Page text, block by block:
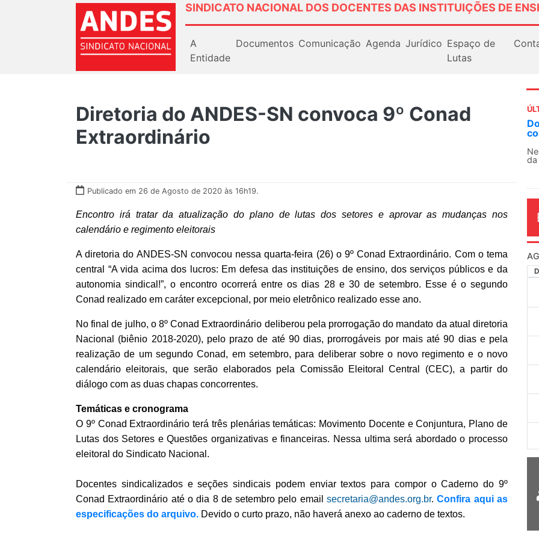
SINDICATO NACIONAL DOS DOCENTES DAS INSTITUIÇÕES DE
A
Entidade
Documentos Comunicação Agenda Jurídico Espaço de
Lutas
Diretoria do ANDES-SN convoca 9º Conad
Extraordinário
Publicado em 26 de Agosto de 2020 às 16h19.
Encontro irá tratar da atualização do plano de lutas dos setores e aprovar as mudanças nos
calendário e regimento eleitorais
A diretoria do ANDES-SN convocou nessa quarta-feira (26) o 9º Conad Extraordinário. Com o tema
central “A vida acima dos lucros: Em defesa das instituições de ensino, dos serviços públicos e da
autonomia sindical!”, o encontro ocorrerá entre os dias 28 e 30 de setembro. Esse é o segundo
Conad realizado em caráter excepcional, por meio eletrônico realizado esse ano.
No final de julho, o 8º Conad Extraordinário deliberou pela prorrogação do mandato da atual diretoria
Nacional (biênio 2018-2020), pelo prazo de até 90 dias, prorrogáveis por mais até 90 dias e pela
realização de um segundo Conad, em setembro, para deliberar sobre o novo regimento e o novo
calendário eleitorais, que serão elaborados pela Comissão Eleitoral Central (CEC), a partir do
diálogo com as duas chapas concorrentes.
Temáticas e cronograma
O 9º Conad Extraordinário terá três plenárias temáticas: Movimento Docente e Conjuntura, Plano de
Lutas dos Setores e Questões organizativas e financeiras. Nessa ultima será abordado o processo
eleitoral do Sindicato Nacional.
Docentes sindicalizados e seções sindicais podem enviar textos para compor o Caderno do 9º
Conad Extraordinário até o dia 8 de setembro pelo emailsecretaria@andes.org.br.Confira aqui as
especificações do arquivo. Devido o curto prazo, não haverá anexo ao caderno de textos.
Docentes paralisam novamente as
contra as políticas de Milei na
Nessa segunda-feira (3), sindicatos de
da educação superior e básica da Argentina...